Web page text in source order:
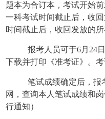
题本为合订本，考试开始
一科考试时间截止后，收
时间截止后，收回发放的所
报考人员可于6月24
下载并打印《准考证》。
笔试成绩确定后，报
网，查询本人笔试成绩和
行通知）